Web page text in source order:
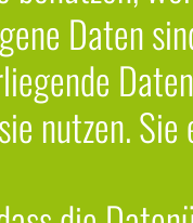
Daten
nutzen.